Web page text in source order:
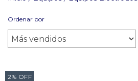
Ordenar por
2% OFF